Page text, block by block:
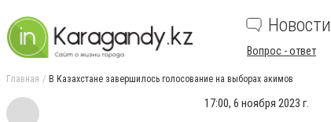
Новости
Вопрос - ответ
Главная В Казахстане завершилось голосование на выборах акимов
17:00, 6 ноября 2023 г.